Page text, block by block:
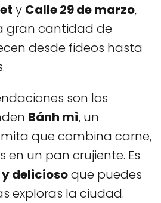
y Calle 29 de marzo,
gran cantidad de
desde fideos hasta
son los
Bánh mì, un
que combina carne,
en un pan crujiente. Es
deliciosoque puedes
exploras la ciudad.